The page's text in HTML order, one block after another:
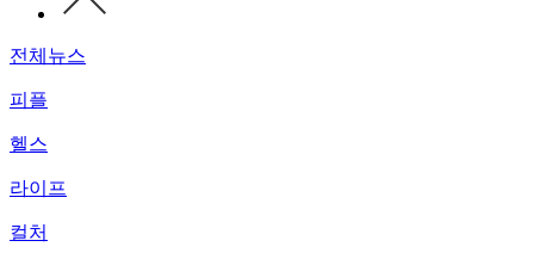
전체뉴스
피플
헬스
라이프
컬처